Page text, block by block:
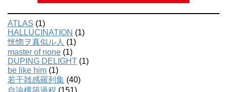
ATLAS (1)
HALLUCINATION (1)
恍惚ヲ真似ル人 (1)
master of none (1)
DUPING DELIGHT (1)
be like him (1)
若干雑感羅列集 (40)
自論構築過程 (151)